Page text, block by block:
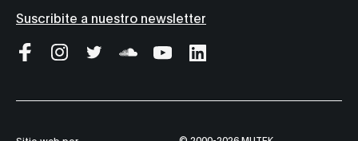
Suscribite a nuestro newsletter